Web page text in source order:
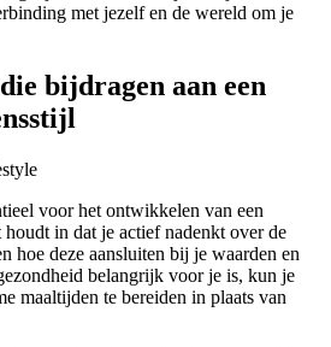
met jezelf en de wereld om je
bijdragen aan een
voor het ontwikkelen van een
in dat je actief nadenkt over de
hoe deze aansluiten bij je waarden en
belangrijk voor je is, kun je
maaltijden te bereiden in plaats van